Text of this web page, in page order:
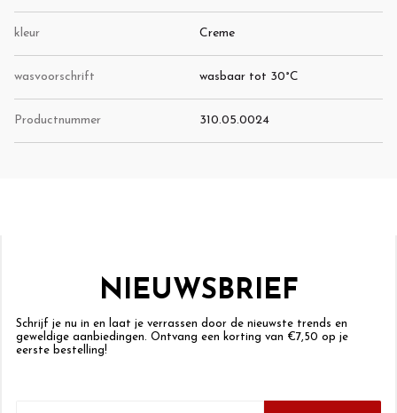
kleur Creme
wasvoorschrift wasbaar tot 30°C
Productnummer 310.05.0024
NIEUWSBRIEF
Schrijf je nu in en laat je verrassen door de nieuwste trends en
geweldige aanbiedingen. Ontvang een korting van €7,50 op je
eerste bestelling!